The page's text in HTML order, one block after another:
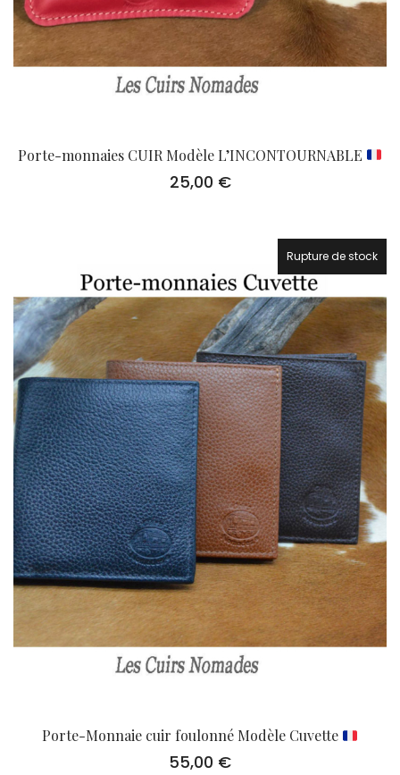
Porte-monnaies CUIR Modèle L’INCONTOURNABLE
25,00 €
Rupture de stock
Porte-Monnaie cuir foulonné Modèle Cuvette
55,00 €